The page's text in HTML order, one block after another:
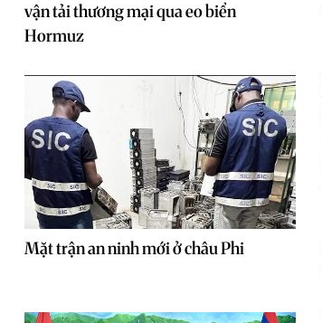
vận tải thương mại qua eo biển
Hormuz
Mặt trận an ninh mới ở châu Phi